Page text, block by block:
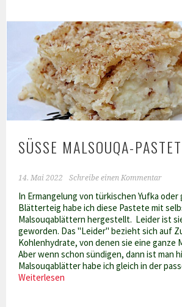
SÜSSE MALSOUQA-PASTETE
14. Mai 2022 Schreibe einen Kommentar
In Ermangelung von türkischen Yufka oder
Blätterteig habe ich diese Pastete mit
Malsouqablättern hergestellt. Leider ist
geworden. Das "Leider" bezieht sich auf
Kohlenhydrate, von denen sie eine ganze
Aber wenn schon sündigen, dann ist man
Malsouqablätter habe ich gleich in der
Weiterlesen